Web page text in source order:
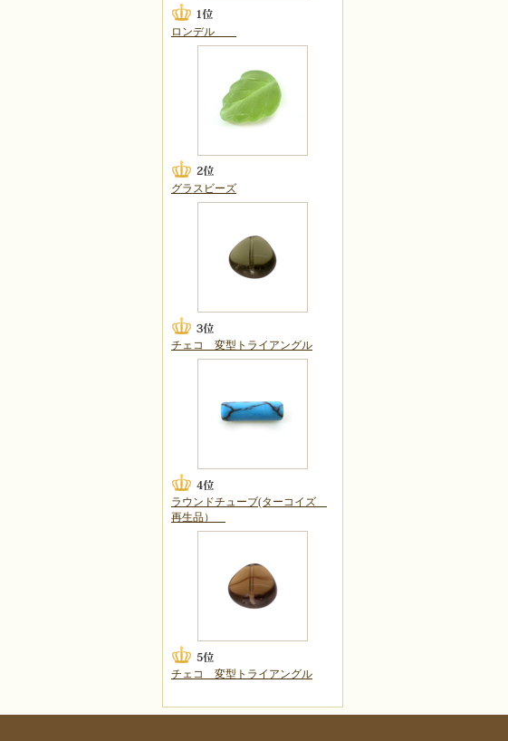
ロンデル
グラスビーズ
チェコ 変型トライアングル
ラウンドチューブ(ターコイズ
再生品）
チェコ 変型トライアングル